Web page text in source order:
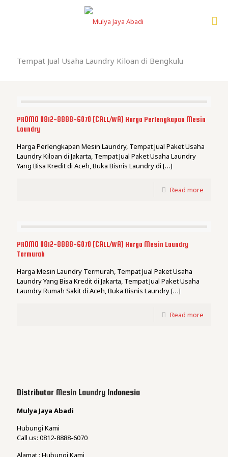
Tempat Jual Usaha Laundry Kiloan di Bengkulu
PROMO 0812-8888-6070 [CALL/WA] Harga Perlengkapan Mesin
Laundry
Harga Perlengkapan Mesin Laundry, Tempat Jual Paket Usaha
Laundry Kiloan di Jakarta, Tempat Jual Paket Usaha Laundry
Yang Bisa Kredit di Aceh, Buka Bisnis Laundry di […]
Read more
PROMO 0812-8888-6070 [CALL/WA] Harga Mesin Laundry
Termurah
Harga Mesin Laundry Termurah, Tempat Jual Paket Usaha
Laundry Yang Bisa Kredit di Jakarta, Tempat Jual Paket Usaha
Laundry Rumah Sakit di Aceh, Buka Bisnis Laundry[…]
Read more
Distributor Mesin Laundry Indonesia
Mulya Jaya Abadi
Hubungi Kami
Call us: 0812-8888-6070
Alamat : Hubungi Kami